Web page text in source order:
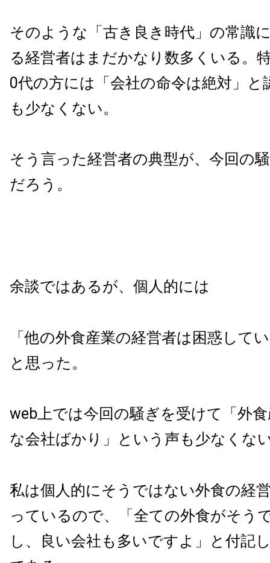
そのような「古き良き時代」の常識
る経営者はまだかなり数多くいる。
0代の方には「会社の命令は絶対」と
も少なくない。
そう言った経営者の典型が、今回の
だろう。
余談ではあるが、個人的には
「他の外食産業の経営者は困惑して
と思った。
web上では今回の騒ぎを受けて「外
な会社ばかり」という声も少なくな
私は個人的にそうではない外食の経
っているので、「全ての外食がそう
し、良い会社も多いですよ」と付記